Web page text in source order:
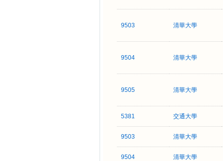
9503 清華大學
9504 清華大學
9505 清華大學
5381 交通大學
9503 清華大學
9504 清華大學